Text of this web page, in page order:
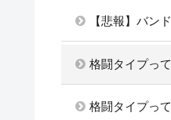
【悲報】バン
格闘タイプっ
格闘タイプっ